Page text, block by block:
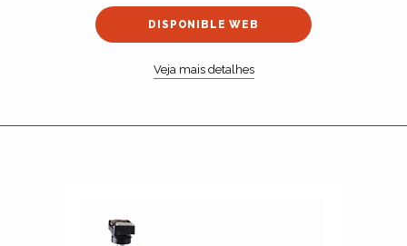
DISPONIBLE WEB
Veja mais detalhes